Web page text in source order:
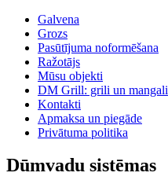
Galvena
Grozs
Pasūtījuma noformēšana
Ražotājs
Mūsu objekti
DM Grill: grili un mangali
Kontakti
Apmaksa un piegāde
Privātuma politika
Dūmvadu sistēmas